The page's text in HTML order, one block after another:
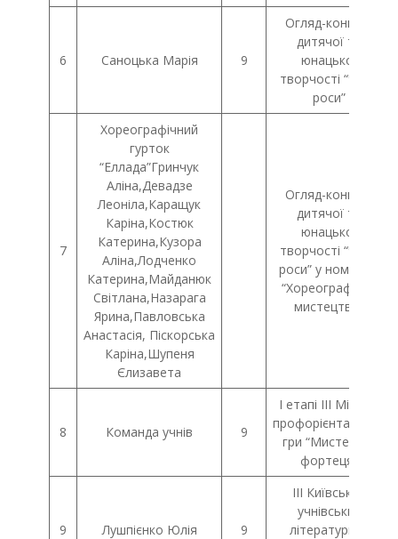
6 Саноцька Марія 9
Огляд-конкурс
дитячої та
юнацької
творчості “Чисті
роси”
7
Хореографічний
гурток
“Еллада”Гринчук
Аліна,Девадзе
Леоніла,Каращук
Каріна,Костюк
Катерина,Кузора
Аліна,Лодченко
Катерина,Майданюк
Світлана,Назарага
Ярина,Павловська
Анастасія, Піскорська
Каріна,Шупеня
Єлизавета
Огляд-конкурс
дитячої та
юнацької
творчості “Чисті
роси” у номінації
“Хореографічне
мистецтво”
8 Команда учнів 9
І етапі ІІІ Міської
профорієнтаційної
гри “Мистецька
фортеця”
9 Лушпієнко Юлія 9
ІІІ Київський
учнівський
літературний